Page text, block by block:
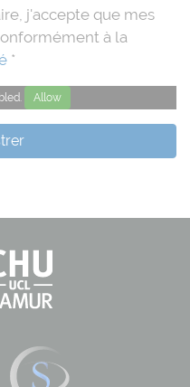
j'accepte que mes
à la
*
Allow